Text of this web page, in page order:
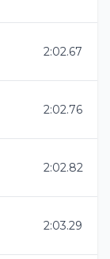
2:02.67
2:02.76
2:02.82
2:03.29